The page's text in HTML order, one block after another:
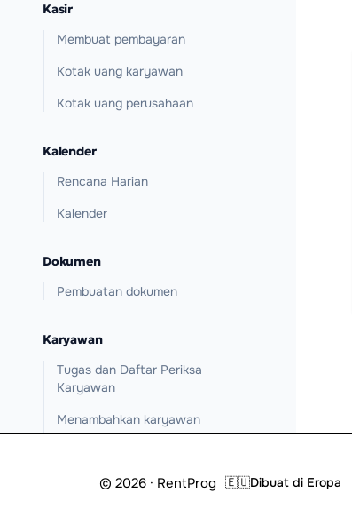
Kasir
Membuat pembayaran
Kotak uang karyawan
Kotak uang perusahaan
Kalender
Rencana Harian
Kalender
Dokumen
Pembuatan dokumen
Karyawan
Tugas dan Daftar Periksa
Karyawan
Menambahkan karyawan
© 2026 · RentProg 🇪🇺Dibuat di Eropa